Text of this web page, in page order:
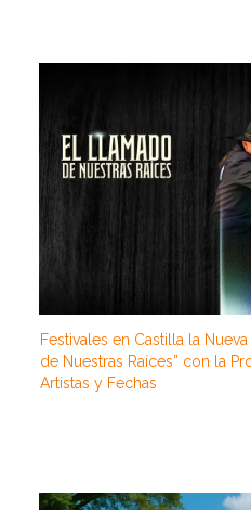
Festivales en Castilla la
de Nuestras Raíces” con la
Artistas y Fechas